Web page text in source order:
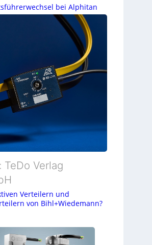
bei Alphitan
TeDo Verlag
Verteilern und
von Bihl+Wiedemann?